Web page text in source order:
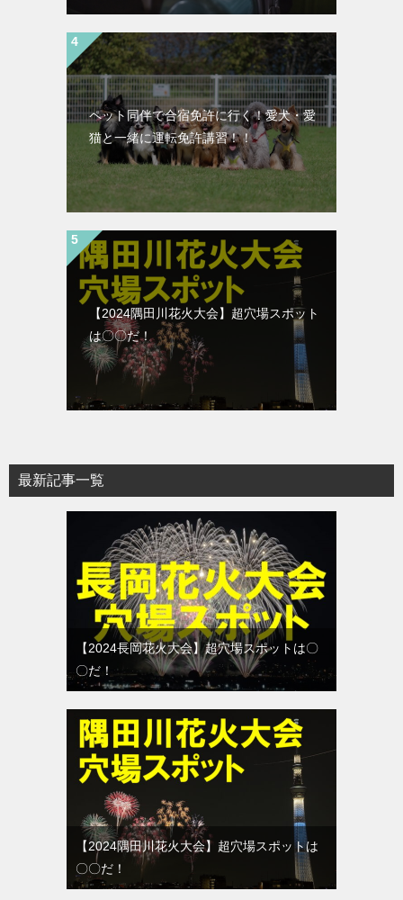
ペット同伴で合宿免許に行く！愛犬・愛
猫と一緒に運転免許講習！！
【2024隅田川花火大会】超穴場スポット
は〇〇だ！
最新記事一覧
【2024長岡花火大会】超穴場スポットは〇
〇だ！
【2024隅田川花火大会】超穴場スポットは
〇〇だ！